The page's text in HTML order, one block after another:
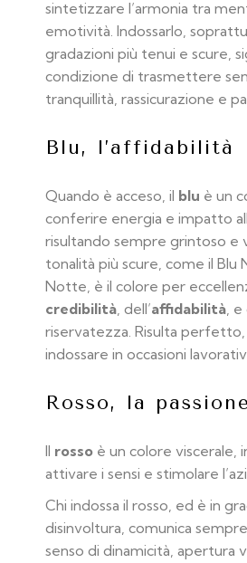
sintetizzare l’armonia tra
emotività. Indossarlo,
gradazioni più tenui e scure,
condizione di trasmettere
tranquillità, rassicurazione e
Blu, l’affidabilità
Quando è acceso, il blu è un
conferire energia e impatto
risultando sempre grintoso e
tonalità più scure, come il Blu
Notte, è il colore per
credibilità, dell’affidabilità, e
riservatezza. Risulta perfetto,
indossare in occasioni
Rosso, la passione
Il rosso è un colore viscerale,
attivare i sensi e stimolare
Chi indossa il rosso, ed è in
disinvoltura, comunica
senso di dinamicità, apertura